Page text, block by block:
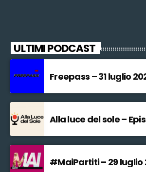
ULTIMI PODCAST
Freepass – 31 luglio
Alla luce del sole –
#MaiPartiti – 29 luglio